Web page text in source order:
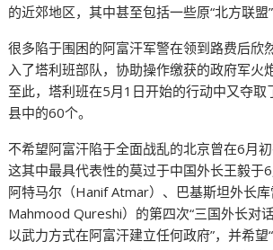
的近郊地区，其中甚至包括一些原“北方联盟”
很多陷于围困的阿富汗军警在领到路费后欣
入了塔利班部队，协助操作缴获的政府军火
至此，塔利班在5月1日开始的行动中又夺
县中的60个。
不希望阿富汗陷于全面战乱的北京曾在6月初
这其中最具代表性的莫过于中国外长王毅于
阿特马尔（Hanif Atmar）、巴基斯坦外长库
Mahmood Qureshi）的第四次“三国外长对
以武力方式在阿富汗建立任何政府”，并希